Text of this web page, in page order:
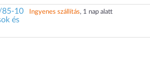
85-10
és
Ingyenes szállítás, 1 nap alatt